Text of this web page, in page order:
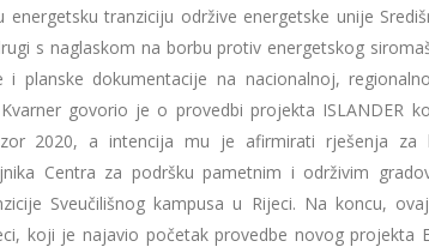
tranziciju održive energetske unije
s naglaskom na borbu protiv energetskog
planske dokumentacije na nacionalnoj,
govorio je o provedbi projekta ISLANDER
2020, a intencija mu je afirmirati rješenja za
Centra za podršku pametnim i održivim
Sveučilišnog kampusa u Rijeci. Na koncu,
koji je najavio početak provedbe novog projekta